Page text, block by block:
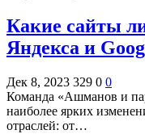
Какие сайты
Яндекса и
Дек 8, 2023 329 0 0
Команда «Ашманов и
наиболее ярких
отраслей: от…